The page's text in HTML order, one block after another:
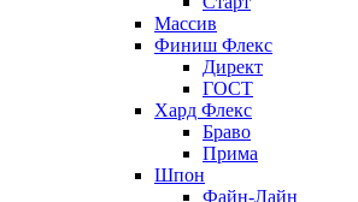
Массив
Финиш Флекс
Директ
ГОСТ
Хард Флекс
Браво
Прима
Шпон
Файн-Лайн